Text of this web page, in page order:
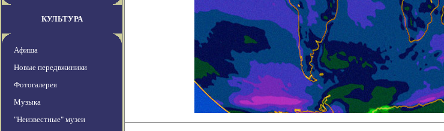
КУЛЬТУРА
Афиша
Новые передвжиники
Фотогалерея
Музыка
"Неизвестные" музеи